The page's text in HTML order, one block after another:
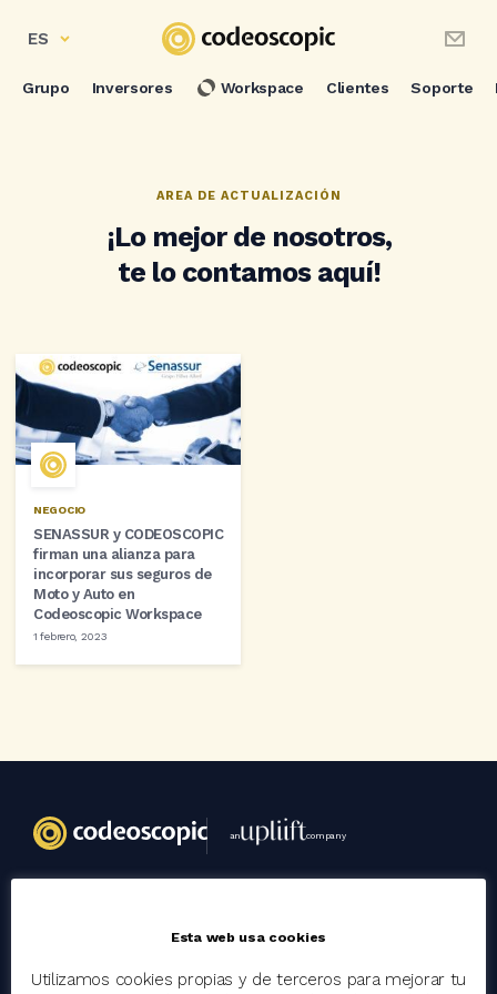
ES
Grupo Inversores Workspace Clientes Soporte
AREA DE ACTUALIZACIÓN
¡Lo mejor de nosotros,
te lo contamos aquí!
NEGOCIO
SENASSUR y CODEOSCOPIC
firman una alianza para
incorporar sus seguros de
Moto y Auto en
Codeoscopic Workspace
1 febrero, 2023
an company
Esta web usa cookies
Utilizamos cookies propias y de terceros para mejorar tu